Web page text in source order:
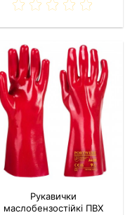
Рукавички
маслобензостійкі ПВХ